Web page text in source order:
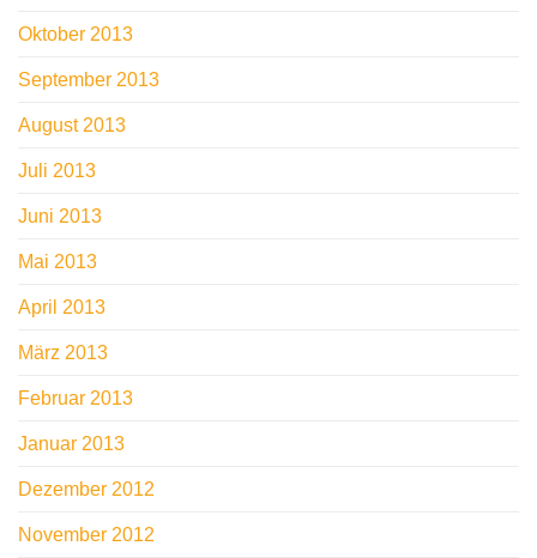
Oktober 2013
September 2013
August 2013
Juli 2013
Juni 2013
Mai 2013
April 2013
März 2013
Februar 2013
Januar 2013
Dezember 2012
November 2012